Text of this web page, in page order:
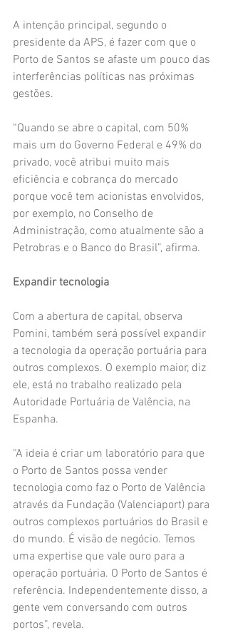
A intenção principal, segundo o
presidente da APS, é fazer com que o
Porto de Santos se afaste um pouco das
interferências políticas nas próximas
gestões.
“Quando se abre o capital, com 50%
mais um do Governo Federal e 49% do
privado, você atribui muito mais
eficiência e cobrança do mercado
porque você tem acionistas envolvidos,
por exemplo, no Conselho de
Administração, como atualmente são a
Petrobras e o Banco do Brasil”, afirma.
Expandir tecnologia
Com a abertura de capital, observa
Pomini, também será possível expandir
a tecnologia da operação portuária para
outros complexos. O exemplo maior, diz
ele, está no trabalho realizado pela
Autoridade Portuária de Valência, na
Espanha.
“A ideia é criar um laboratório para que
o Porto de Santos possa vender
tecnologia como faz o Porto de Valência
através da Fundação (Valenciaport) para
outros complexos portuários do Brasil e
do mundo. É visão de negócio. Temos
uma expertise que vale ouro para a
operação portuária. O Porto de Santos é
referência. Independentemente disso, a
gente vem conversando com outros
portos”, revela.